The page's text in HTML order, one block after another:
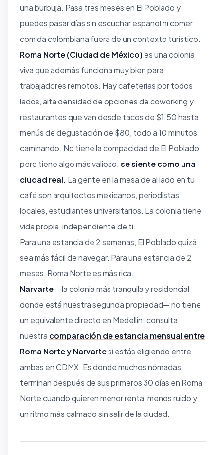
una burbuja. Pasa tres meses en El Poblado y
puedes pasar días sin escuchar español ni comer
comida colombiana fuera de un contexto turístico.
Roma Norte (Ciudad de México) es una colonia
viva que además funciona muy bien para
trabajadores remotos. Hay cafeterías por todos
lados, alta densidad de opciones de coworking y
restaurantes que van desde tacos de $1.50 hasta
menús de degustación de $80, todo a 10 minutos
caminando. No tiene la compacidad de El Poblado,
pero tiene algo más valioso: se siente como una
ciudad real. La gente en la mesa de al lado en tu
café son arquitectos mexicanos, periodistas
locales, estudiantes universitarios. La colonia tiene
vida propia, independiente de ti.
Para una estancia de 2 semanas, El Poblado quizá
sea más fácil de navegar. Para una estancia de 2
meses, Roma Norte es más rica.
Narvarte—la colonia más tranquila y residencial
donde está nuestra segunda propiedad— no tiene
un equivalente directo en Medellín; consulta
nuestra comparación de estancia mensual entre
Roma Norte y Narvartesi estás eligiendo entre
ambas en CDMX. Es donde muchos nómadas
terminan después de sus primeros 30 días en Roma
Norte cuando quieren menor renta, menos ruido y
un ritmo más calmado sin salir de la ciudad.